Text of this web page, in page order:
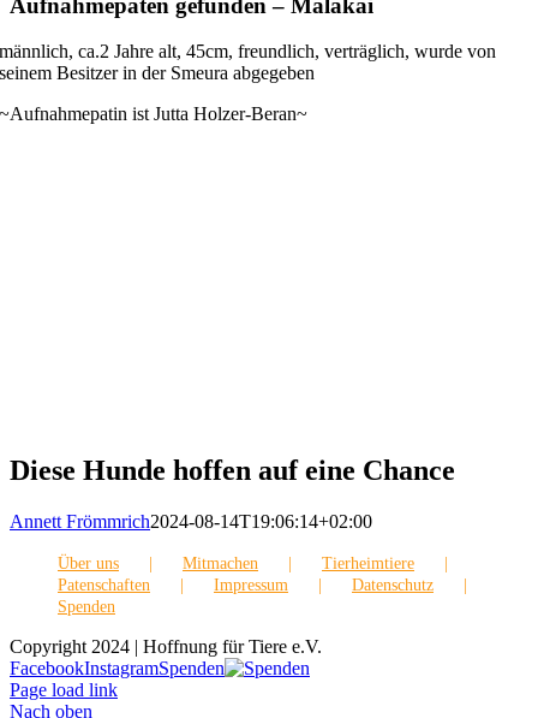
Aufnahmepaten gefunden – Malakai
männlich, ca.2 Jahre alt, 45cm, freundlich, verträglich, wurde von
seinem Besitzer in der Smeura abgegeben
~Aufnahmepatin ist Jutta Holzer-Beran~
Diese Hunde hoffen auf eine Chance
Annett Frömmrich2024-08-14T19:06:14+02:00
Über uns Mitmachen
Tierheimtiere
Patenschaften
Impressum
Datenschutz
Spenden
Copyright 2024 | Hoffnung für Tiere e.V.
FacebookInstagramSpenden
Page load link
Nach oben